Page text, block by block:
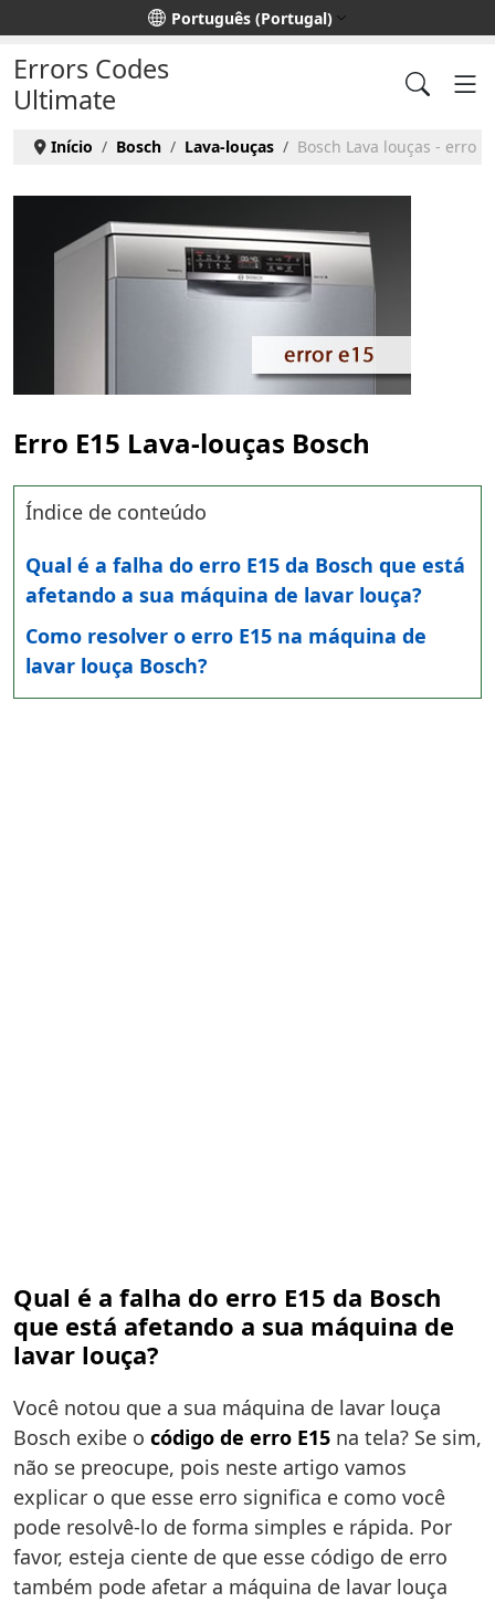
Escolha o seu idioma Português (Portugal)
Errors Codes
Ultimate
Início Bosch Lava-louças Bosch Lava louças - erro
Erro E15 Lava-louças Bosch
Índice de conteúdo
Qual é a falha do erro E15 da Bosch que está
afetando a sua máquina de lavar louça?
Como resolver o erro E15 na máquina de
lavar louça Bosch?
Qual é a falha do erro E15 da Bosch
que está afetando a sua máquina de
lavar louça?
Você notou que a sua máquina de lavar louça
Bosch exibe o código de erro E15 na tela? Se sim,
não se preocupe, pois neste artigo vamos
explicar o que esse erro significa e como você
pode resolvê-lo de forma simples e rápida. Por
favor, esteja ciente de que esse código de erro
também pode afetar a máquina de lavar louça